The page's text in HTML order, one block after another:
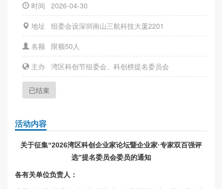
时间 2026-04-30
地址 组委会设深圳南山三航科技大厦2201
名额 限额50人
主办 湾区科创节组委会、科创榜提名委员会
已结束
活动内容
关于征集“2026湾区科创企业家论坛暨企业家·专家双百强评
选”提名委员会委员的通知
各有关单位负责人：